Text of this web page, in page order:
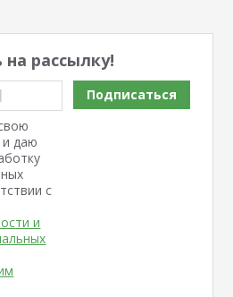
рассылку!
и даю
с
и
Подписаться